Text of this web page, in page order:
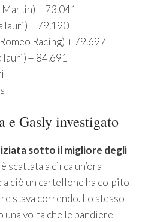
+ 73.041
+ 79.190
Racing) + 79.697
+ 84.691
e Gasly investigato
sotto il migliore degli
scattata a circa un’ora
ciò un cartellone ha colpito
stava correndo. Lo stesso
volta che le bandiere